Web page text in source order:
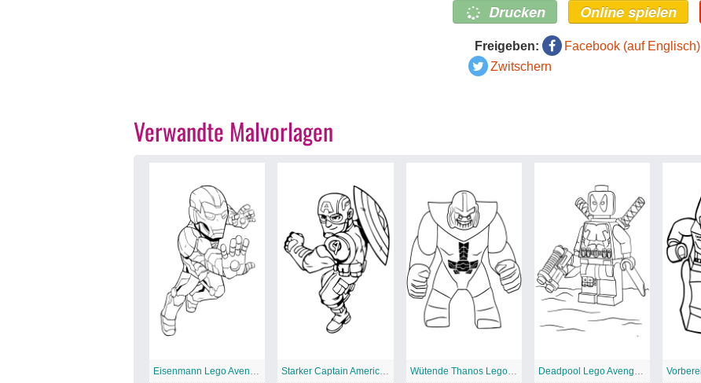
Drucken Online spielen
Freigeben: Facebook (auf Englisch)
Zwitschern
Verwandte Malvorlagen
Wütende Thanos Lego Avengers